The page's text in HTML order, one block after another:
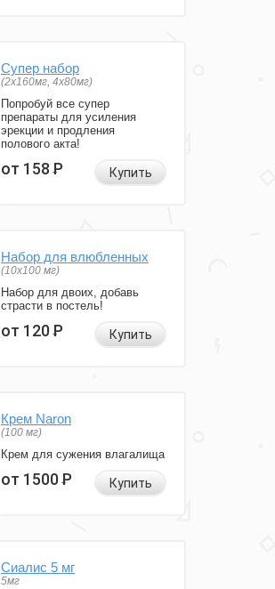
Супер набор
(2х160мг, 4х80мг)
Попробуй все супер
препараты для усиления
эрекции и продления
полового акта!
от 158Р Купить
Набор для влюбленных
(10х100 мг)
Набор для двоих, добавь
страсти в постель!
от 120Р Купить
Крем Naron
(100 мг)
Крем для сужения влагалища
от 1500Р Купить
Сиалис 5 мг
5мг